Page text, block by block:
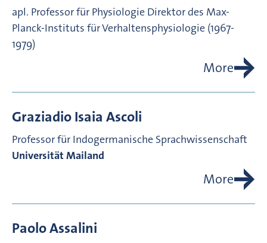
apl. Professor für Physiologie Direktor des Max-
Planck-Instituts für Verhaltensphysiologie (1967-
1979)
More
Graziadio Isaia Ascoli
Professor für Indogermanische Sprachwissenschaft
Universität Mailand
More
PaoloAssalini